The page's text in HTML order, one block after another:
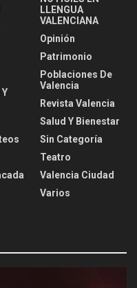
LLENGUA
VALENCIANA
Opinión
Patrimonio
Poblaciones De
Valencia
Revista Valencia
Salud Y Bienestar
Sin Categoría
Teatro
Valencia Ciudad
Varios